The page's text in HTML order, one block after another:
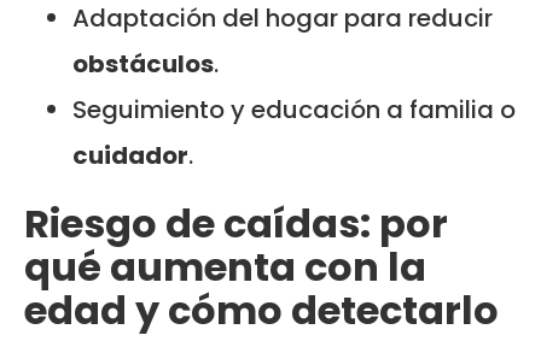
Adaptación del hogar para reducir
obstáculos.
Seguimiento y educación a familia o
cuidador.
Riesgo de caídas: por
qué aumenta con la
edad y cómo detectarlo